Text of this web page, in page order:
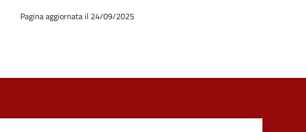
Pagina aggiornata il 24/09/2025